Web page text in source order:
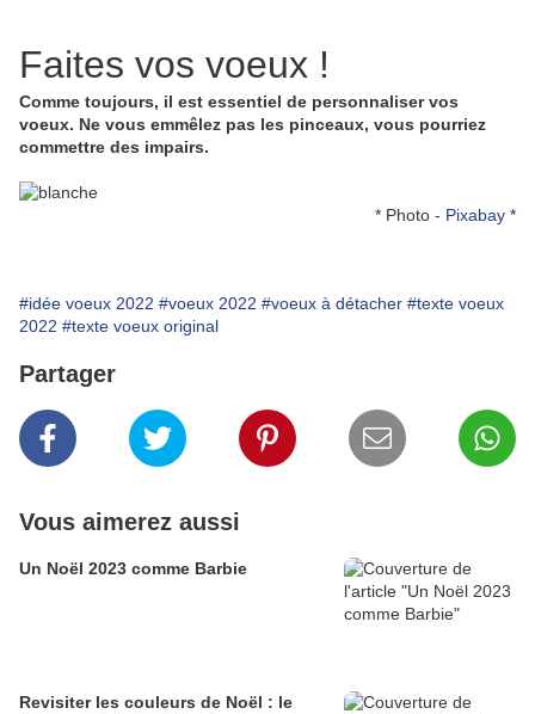
Faites vos voeux !
Comme toujours, il est essentiel de personnaliser vos
voeux. Ne vous emmêlez pas les pinceaux, vous pourriez
commettre des impairs.
* Photo - Pixabay *
#idée voeux 2022 #voeux 2022 #voeux à détacher #texte voeux
2022 #texte voeux original
Partager
Vous aimerez aussi
Un Noël 2023 comme Barbie
Revisiter les couleurs de Noël : le